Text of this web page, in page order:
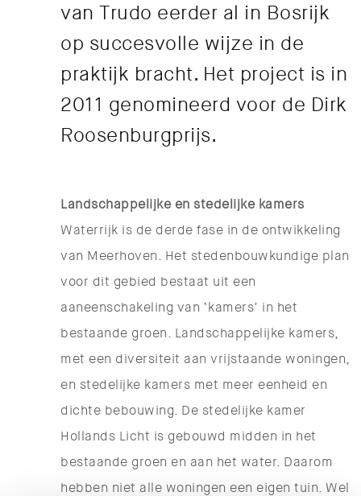
van Trudo eerder al in Bosrijk
op succesvolle wijze in de
praktijk bracht. Het project is in
2011 genomineerd voor de Dirk
Roosenburgprijs.
Landschappelijke en stedelijke kamers
Waterrijk is de derde fase in de ontwikkeling
van Meerhoven. Het stedenbouwkundige plan
voor dit gebied bestaat uit een
aaneenschakeling van ‘kamers’ in het
bestaande groen. Landschappelijke kamers,
met een diversiteit aan vrijstaande woningen,
en stedelijke kamers met meer eenheid en
dichte bebouwing. De stedelijke kamer
Hollands Licht is gebouwd midden in het
bestaande groen en aan het water. Daarom
hebben niet alle woningen een eigen tuin. Wel